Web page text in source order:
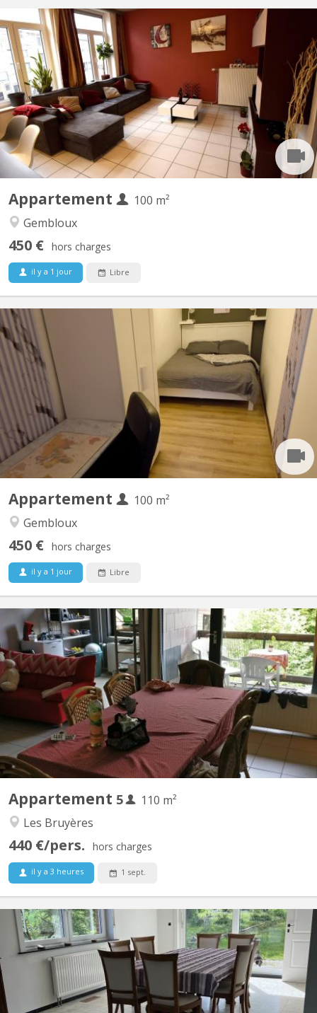
Appartement
100 m²
Gembloux
450 € hors charges
il y a 1 jour Libre
KV 1926
Belle Coloc en plein centre, au calme, non loin de la gare, près
des commerces et à une minute de la faculté d'agronomie vous
bénéficierez d'un lit double et un bureau dans une chambre avec
vue sur jardin. Salle de bain spacieuse. Cuisine ouverte donnant
sur le séjour. Touts deux moderne et très...
Appartement
100 m²
Gembloux
450 € hors charges
il y a 1 jour Libre
KV 1927
Belle coloc full équipée et meublée, en plein centre, au calme,
non loin de la gare, près des commerces et à une minute de la
faculté d'agronomie vous bénéficierez d'un lit double et un
bureau dans une chambre avec vue sur jardin. Salle de bain
spacieuse. Cuisine ouverte donnant sur le séjour....
Appartement 5
110 m²
Les Bruyères
440 €/pers. hors charges
il y a 3 heures 1 sept.
KV 1793
Appartement meublé 5 chambres Quartier des Bruyères, à 1348
Louvain-la-Neuve, à 150 m de la Place Montesquieu (proximité
centre et facilités). Appartement de 110 m2 pour 5 étudiant(e)s
solidaires, non-fumeurs : 5 chambres, hall, cuisine équipée,
remise, salle de bain avec WC, terrasse, salle...
KV 2122
190 m² lumineux et entièrement équipés Grand jardin plein sud +
belle terrasse Complètement meublé et équipé Quartier calme à
proximité de Louvain la Neuve Places de parking devant la
maison 2 Chambres disponibles 18m² Chaque chambre est
meublée, lumineuse et comprend : Lit double, bureau,...